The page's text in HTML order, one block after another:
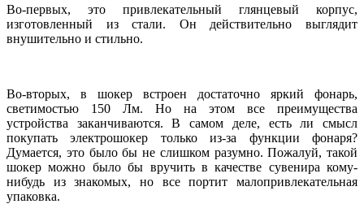
Во-первых, это привлекательный глянцевый корпус,
изготовленный из стали. Он действительно выглядит
внушительно и стильно.
Во-вторых, в шокер встроен достаточно яркий фонарь,
светимостью 150 Лм. Но на этом все преимущества
устройства заканчиваются. В самом деле, есть ли смысл
покупать электрошокер только из-за функции фонаря?
Думается, это было бы не слишком разумно. Пожалуй, такой
шокер можно было бы вручить в качестве сувенира кому-
нибудь из знакомых, но все портит малопривлекательная
упаковка.